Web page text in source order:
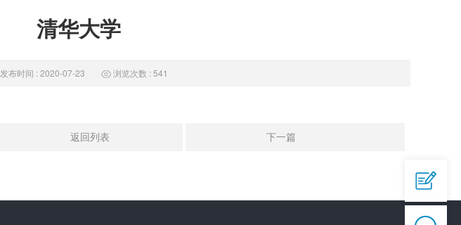
清华大学
发布时间 : 2020-07-23 浏览次数 : 541
返回列表 下一篇
